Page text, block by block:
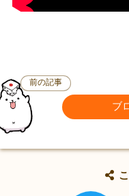
前の記事
ブ